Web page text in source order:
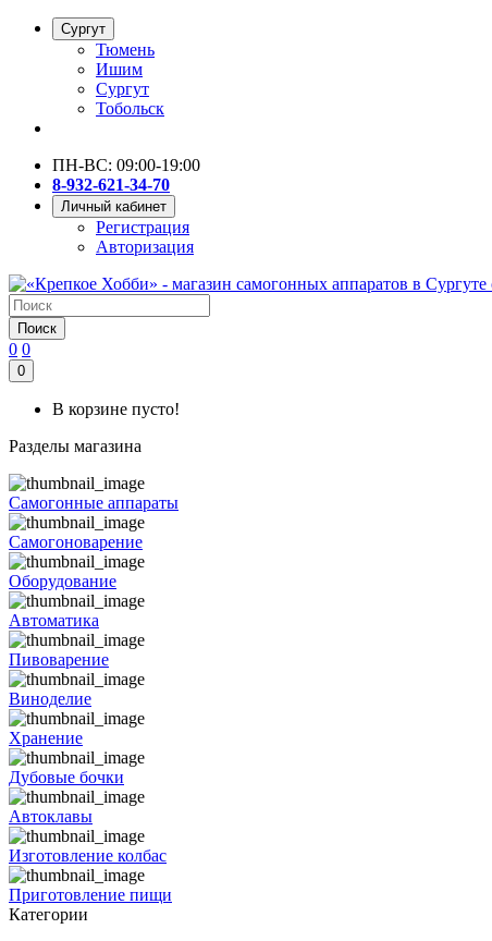
Сургут
Тюмень
Ишим
Сургут
Тобольск
ПН-ВС: 09:00-19:00
8-932-621-34-70
Личный кабинет
Регистрация
Авторизация
Поиск
0 0
0
В корзине пусто!
Разделы магазина
Самогонные аппараты
Самогоноварение
Оборудование
Автоматика
Пивоварение
Виноделие
Хранение
Дубовые бочки
Автоклавы
Изготовление колбас
Приготовление пищи
Категории